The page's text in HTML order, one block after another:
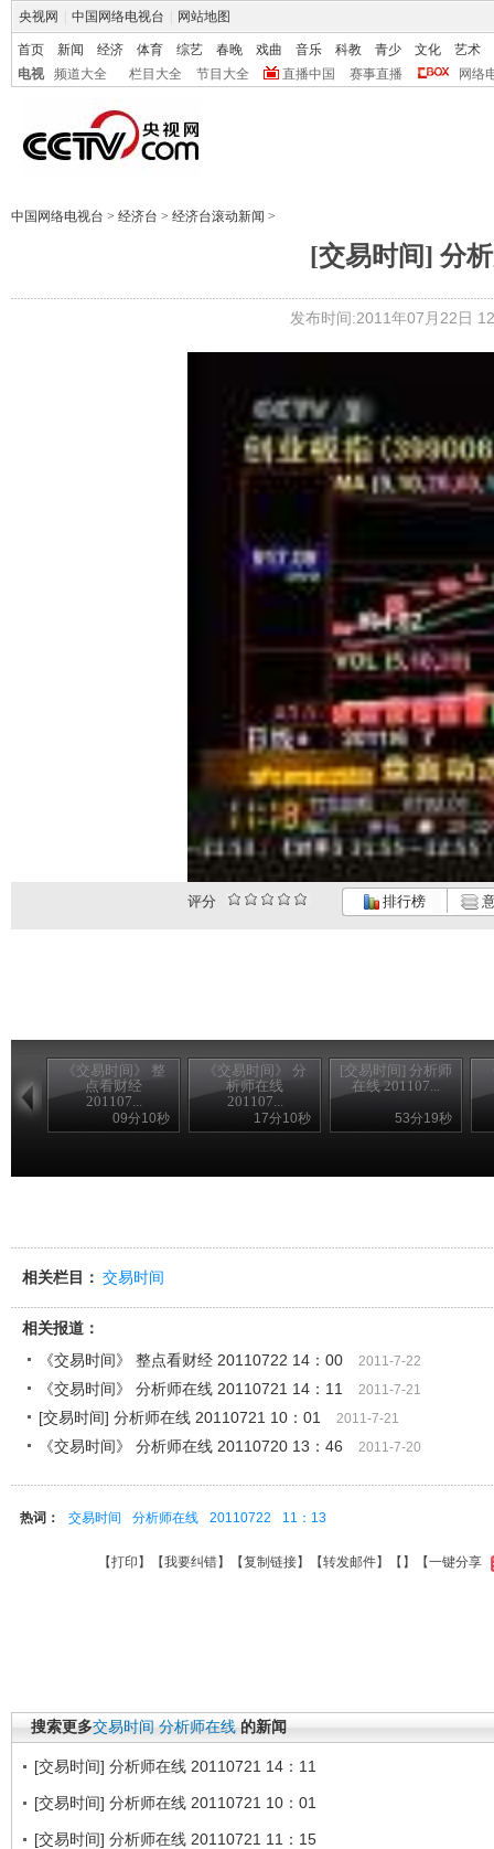
央视网 中国网络电视台 网站地图
首页 新闻 经济 体育 综艺 春晚 戏曲 音乐 科教 青少 文化
艺术
电视
频道大全 栏目大全 节目大全 直播中国 赛事直播 网络
中国网络电视台 > 经济台 > 经济台滚动新闻 >
[交易时间] 分析
发布时间:2011年07月22日
评分 排行榜
《交易时间》 整
点看财经
201107...
09分10秒
《交易时间》 分
析师在线
201107...
17分10秒
[交易时间] 分析师
在线 201107...
53分19秒
相关栏目： 交易时间
相关报道：
《交易时间》 整点看财经 20110722 14：00
2011-7-22
《交易时间》 分析师在线 20110721 14：11 2011-7-21
[交易时间] 分析师在线 20110721 10：01 2011-7-21
《交易时间》 分析师在线 20110720 13：46 2011-7-20
热词： 交易时间 分析师在线 20110722 11：13
【打印 】【我要纠错】【复制链接】【转发邮件】【 】 【一键分享
搜索更多交易时间 分析师在线 的新闻
[交易时间] 分析师在线 20110721 14：11
[交易时间] 分析师在线 20110721 10：01
[交易时间] 分析师在线 20110721 11：15